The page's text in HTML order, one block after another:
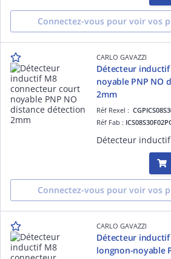
Connectez-vous pour voir vos
CARLO GAVAZZI
Détecteur
noyable PNP NO
2mm
Réf Rexel :
Réf Fab :
Connectez-vous pour voir vos
CARLO GAVAZZI
Détecteur
longnon-noyable